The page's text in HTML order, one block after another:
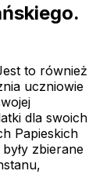
to również
uczniowie
dla swoich
Papieskich
zbierane